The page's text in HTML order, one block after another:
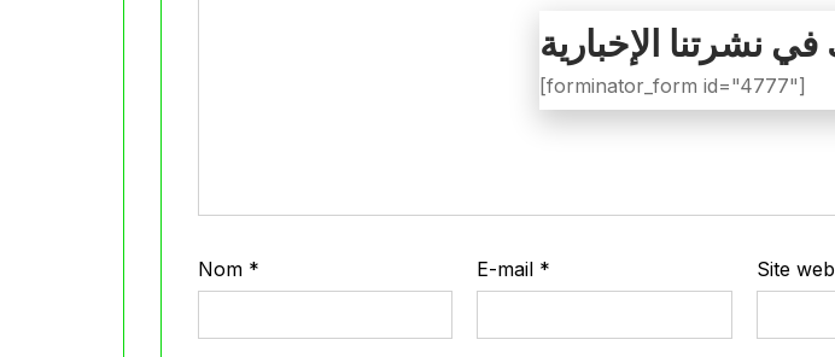
Nom * E-mail * Site web
[forminator_form id="4777"]